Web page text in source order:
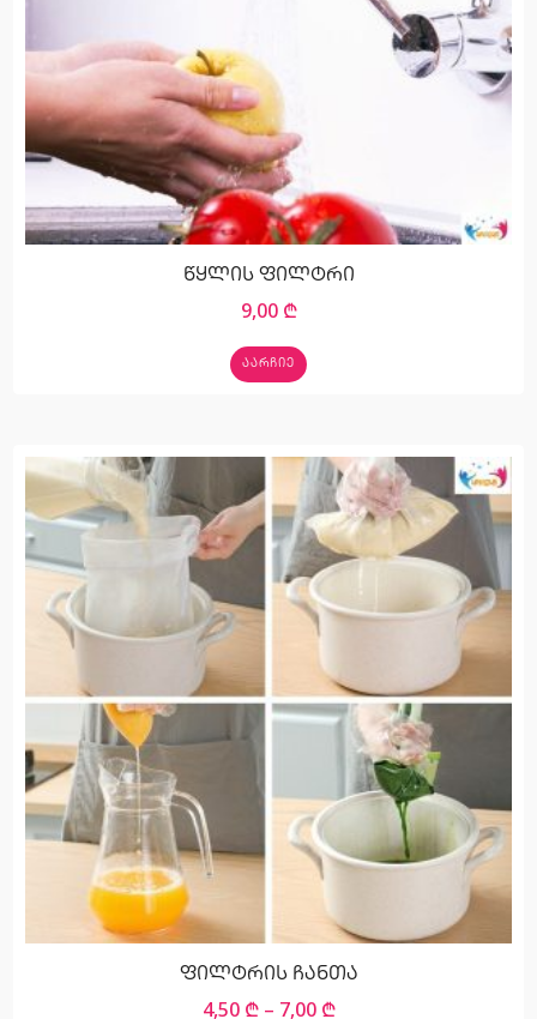
წყლის ფილტრი
9,00 ₾
ᲐᲐᲠᲩᲘᲔ
ფილტრის ჩანთა
4,50 ₾ – 7,00 ₾